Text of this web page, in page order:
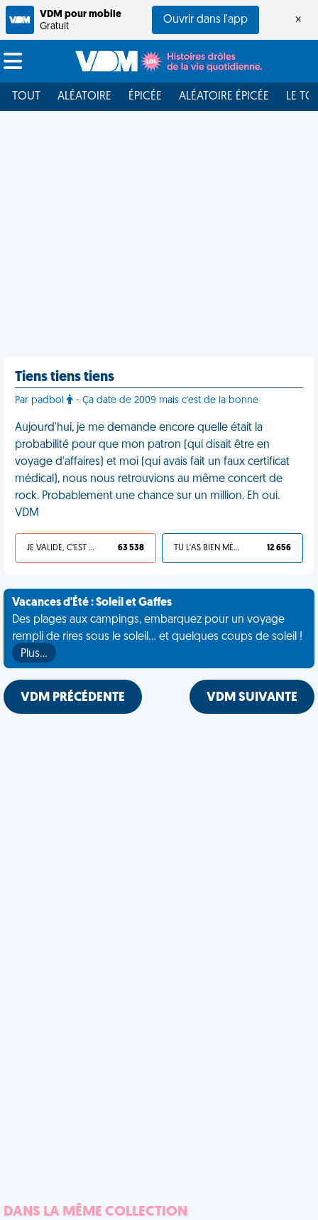
VDM pour mobile
Gratuit
Ouvrir dans l'app ×
TOUT ALÉATOIRE ÉPICÉE ALÉATOIRE ÉPICÉE LE
Tiens tiens tiens
Par padbol - Ça date de 2009 mais c'est de la bonne
Aujourd'hui, je me demande encore quelle était la
probabilité pour que mon patron (qui disait être en
voyage d'affaires) et moi (qui avais fait un faux certificat
médical), nous nous retrouvions au même concert de
rock. Probablement une chance sur un million. Eh oui.
VDM
JE VALIDE, C'EST UNE VDM 63 538 TU L'AS BIEN MÉRITÉ 12 656
Vacances d'Été : Soleil et Gaffes
Des plages aux campings, embarquez pour un voyage
rempli de rires sous le soleil... et quelques coups de soleil !
Plus…
VDM PRÉCÉDENTE VDM SUIVANTE
DANS LA MÊME COLLECTION